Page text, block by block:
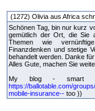
(1272) Olivia aus Africa
Schönen Tag, bin nur kurz
gemütlich der Ort, die Sie
Themen wie vernünftige
Finanzdenken und stetige
behandelt werden. Danke
Alles Gute, machen Sie
My blog - smart
https://ballotable.com/
mobile-insurance-- too ))